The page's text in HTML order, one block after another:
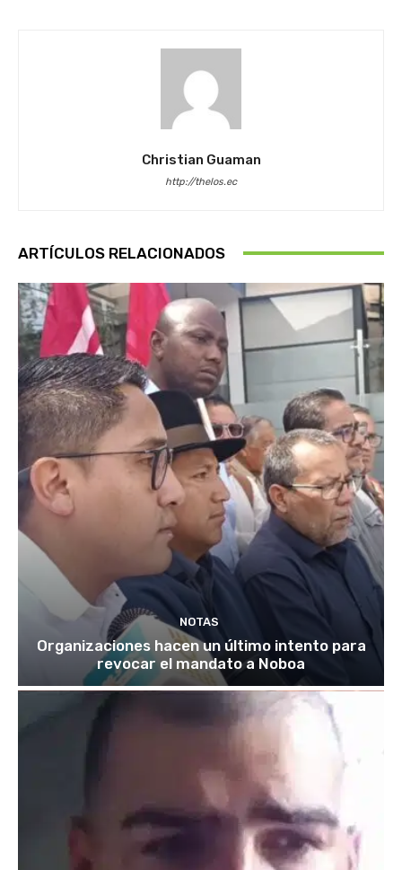
Christian Guaman
http://thelos.ec
ARTÍCULOS RELACIONADOS
NOTAS
Organizaciones hacen un último intento para
revocar el mandato a Noboa